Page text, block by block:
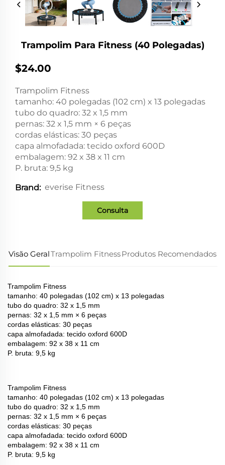
Trampolim Para Fitness (40 Polegadas)
$24.00
Trampolim Fitness
tamanho: 40 polegadas (102 cm) x 13 polegadas
tubo do quadro: 32 x 1,5 mm
pernas: 32 x 1,5 mm × 6 peças
cordas elásticas: 30 peças
capa almofadada: tecido oxford 600D
embalagem: 92 x 38 x 11 cm
P. bruta: 9,5 kg
Brand: everise Fitness
Consulta
Visão GeralTrampolim FitnessProdutos Recomendados
Trampolim Fitness
tamanho: 40 polegadas (102 cm) x 13 polegadas
tubo do quadro: 32 x 1,5 mm
pernas: 32 x 1,5 mm × 6 peças
cordas elásticas: 30 peças
capa almofadada: tecido oxford 600D
embalagem: 92 x 38 x 11 cm
P. bruta: 9,5 kg
Trampolim Fitness
tamanho: 40 polegadas (102 cm) x 13 polegadas
tubo do quadro: 32 x 1,5 mm
pernas: 32 x 1,5 mm × 6 peças
cordas elásticas: 30 peças
capa almofadada: tecido oxford 600D
embalagem: 92 x 38 x 11 cm
P. bruta: 9,5 kg